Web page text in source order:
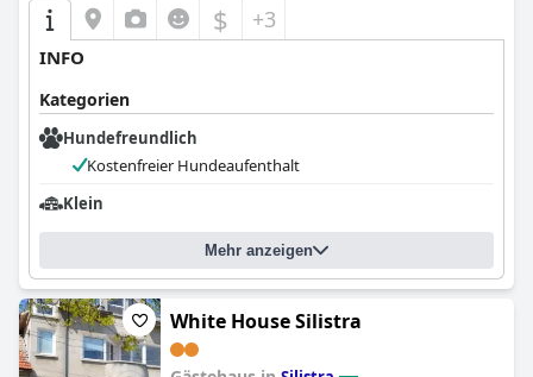
$ +3
INFO
Kategorien
Hundefreundlich
Kostenfreier Hundeaufenthalt
Klein
Mehr anzeigen
White House Silistra